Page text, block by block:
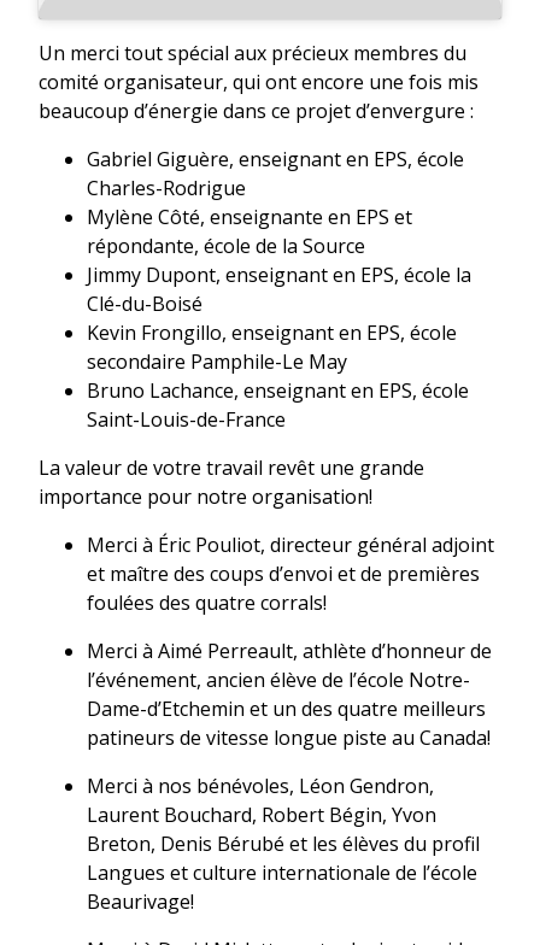
Un merci tout spécial aux précieux membres du
comité organisateur, qui ont encore une fois mis
beaucoup d’énergie dans ce projet d’envergure :
Gabriel Giguère, enseignant en EPS, école
Charles-Rodrigue
Mylène Côté, enseignante en EPS et
répondante, école de la Source
Jimmy Dupont, enseignant en EPS, école la
Clé-du-Boisé
Kevin Frongillo, enseignant en EPS, école
secondaire Pamphile-Le May
Bruno Lachance, enseignant en EPS, école
Saint-Louis-de-France
La valeur de votre travail revêt une grande
importance pour notre organisation!
Merci à Éric Pouliot, directeur général adjoint
et maître des coups d’envoi et de premières
foulées des quatre corrals!
Merci à Aimé Perreault, athlète d’honneur de
l’événement, ancien élève de l’école Notre-
Dame-d’Etchemin et un des quatre meilleurs
patineurs de vitesse longue piste au Canada!
Merci à nos bénévoles, Léon Gendron,
Laurent Bouchard, Robert Bégin, Yvon
Breton, Denis Bérubé et les élèves du profil
Langues et culture internationale de l’école
Beaurivage!